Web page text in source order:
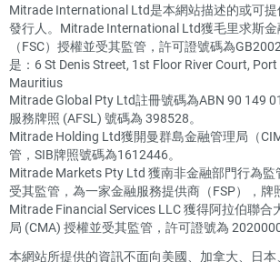
Mitrade International Ltd是本網站描述的或可
發行人。Mitrade International Ltd獲毛里求斯
（FSC）授權並受其監管，許可證號碼為
是：6 St Denis Street, 1st Floor River Court,
Mauritius
Mitrade Global Pty Ltd註冊號碼為ABN 90 149
服務牌照 (AFSL) 號碼為 398528。
Mitrade Holding Ltd獲開曼群島金融管理局（
管，SIB牌照號碼為1612446。
Mitrade Markets Pty Ltd 獲南非金融部門行為監
受其監管，為一家金融服務提供商（FSP），牌
Mitrade Financial Services LLC 獲得阿拉伯聯合
局 (CMA) 授權並受其監管，許可證號為
本網站所提供的資訊不面向美國、加拿大、日